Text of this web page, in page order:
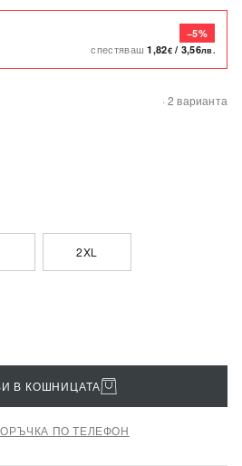
−5%
спестяваш1,82€/ 3,56лв.
· 2 варианта
2XL
В КОШНИЦАТА
ПО ТЕЛЕФОН